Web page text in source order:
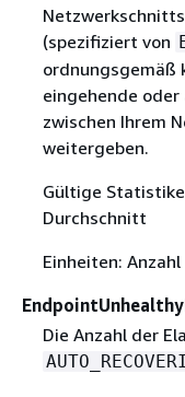
(spezifiziert von
ordnungsgemäß
eingehende
zwischen Ihrem
weitergeben.
Gültige
Durchschnitt
Einheiten: Anzahl
Die Anzahl der